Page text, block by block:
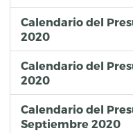
Calendario del
2020
Calendario del
2020
Calendario del
Septiembre 2020